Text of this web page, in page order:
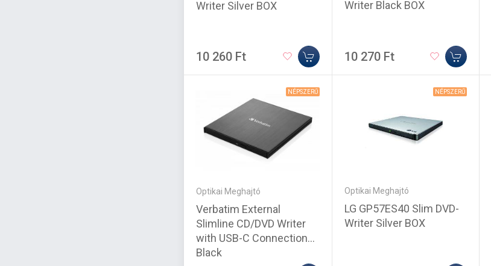
Writer Silver BOX
10 260 Ft
Writer Black BOX
10 270 Ft
NÉPSZERŰ
Optikai Meghajtó
Verbatim External
Slimline CD/DVD Writer
with USB-C Connection
Black
NÉPSZERŰ
Optikai Meghajtó
LG GP57ES40 Slim DVD-
Writer Silver BOX